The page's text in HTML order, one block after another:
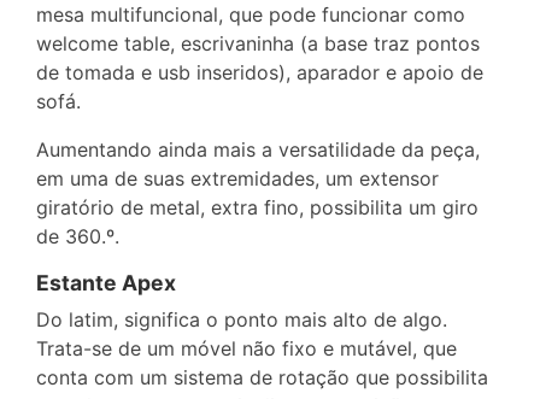
mesa multifuncional, que pode funcionar como
welcome table, escrivaninha (a base traz pontos
de tomada e usb inseridos), aparador e apoio de
sofá.
Aumentando ainda mais a versatilidade da peça,
em uma de suas extremidades, um extensor
giratório de metal, extra fino, possibilita um giro
de 360.º.
Estante Apex
Do latim, significa o ponto mais alto de algo.
Trata-se de um móvel não fixo e mutável, que
conta com um sistema de rotação que possibilita